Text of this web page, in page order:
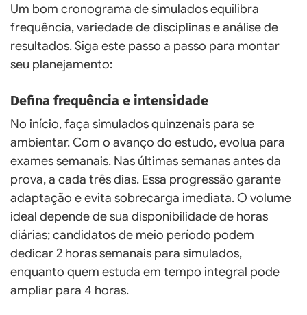
Um bom cronograma de simulados equilibra
frequência, variedade de disciplinas e análise de
resultados. Siga este passo a passo para montar
seu planejamento:
Defina frequência e intensidade
No início, faça simulados quinzenais para se
ambientar. Com o avanço do estudo, evolua para
exames semanais. Nas últimas semanas antes da
prova, a cada três dias. Essa progressão garante
adaptação e evita sobrecarga imediata. O volume
ideal depende de sua disponibilidade de horas
diárias; candidatos de meio período podem
dedicar 2 horas semanais para simulados,
enquanto quem estuda em tempo integral pode
ampliar para 4 horas.